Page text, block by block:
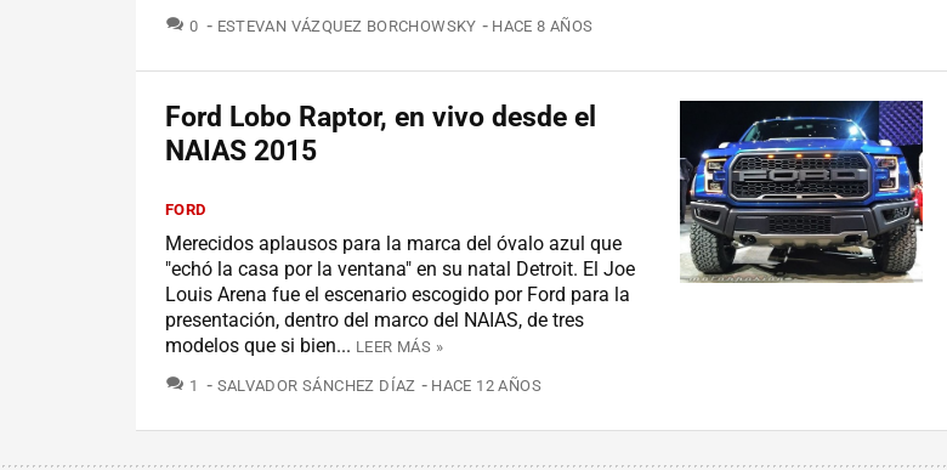
0 COMENTARIOS
ESTEVAN VÁZQUEZ BORCHOWSKY HACE 8 AÑOS
Ford Lobo Raptor, en vivo desde el
NAIAS 2015
FORD
Merecidos aplausos para la marca del óvalo azul que
"echó la casa por la ventana" en su natal Detroit. El Joe
Louis Arena fue el escenario escogido por Ford para la
presentación, dentro del marco del NAIAS, de tres
modelos que si bien... LEER MÁS »
1 COMENTARIOS
SALVADOR SÁNCHEZ DÍAZ HACE 12 AÑOS